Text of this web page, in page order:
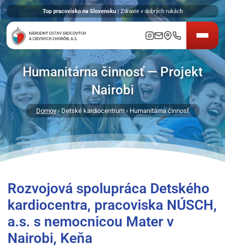
Top pracovisko na Slovensku| Zdravie v dobrých rukách
Humanitárna činnosť — Projekt
Nairobi
Domov› Detské kardiocentrum › Humanitárna činnosť
Rozvojová spolupráca Detského
kardiocentra, pracoviska NÚSCH,
a.s. s nemocnicou Mater v
Nairobi, Keňa